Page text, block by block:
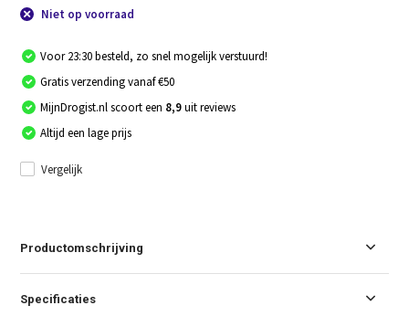
Niet op voorraad
Voor 23:30 besteld, zo snel mogelijk verstuurd!
Gratis verzending vanaf €50
MijnDrogist.nl scoort een 8,9uit reviews
Altijd een lage prijs
Vergelijk
Productomschrijving
Specificaties